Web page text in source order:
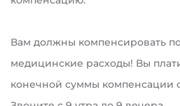
Вам должны компенсировать
медицинские расходы! Вы
конечной суммы компенсации